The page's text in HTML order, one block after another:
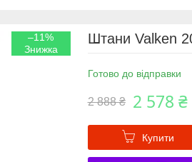
–11% Штани Valken
Готово до відправки
2 888 ₴ 2 578 ₴
Купити